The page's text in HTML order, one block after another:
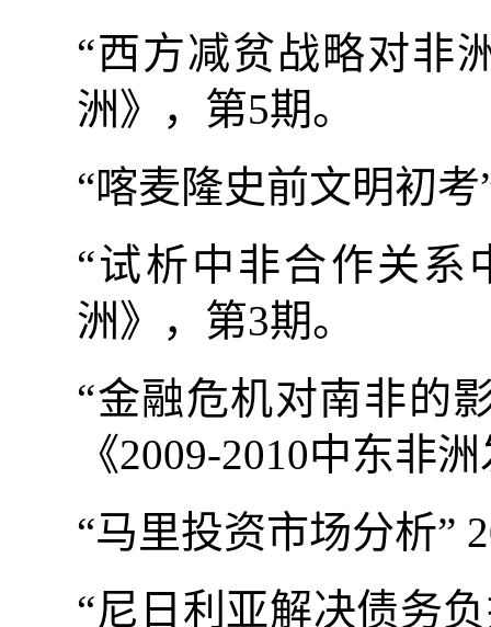
“西方减贫战略对非
洲》，第5期。
“喀麦隆史前文明初考
“试析中非合作关系
洲》，第3期。
“金融危机对南非的
《2009-2010中东非
“马里投资市场分析”
“尼日利亚解决债务